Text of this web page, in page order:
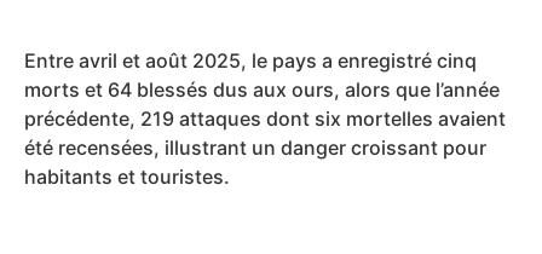
Entre avril et août 2025, le pays a enregistré cinq
morts et 64 blessés dus aux ours, alors que l’année
précédente, 219 attaques dont six mortelles avaient
été recensées, illustrant un danger croissant pour
habitants et touristes.